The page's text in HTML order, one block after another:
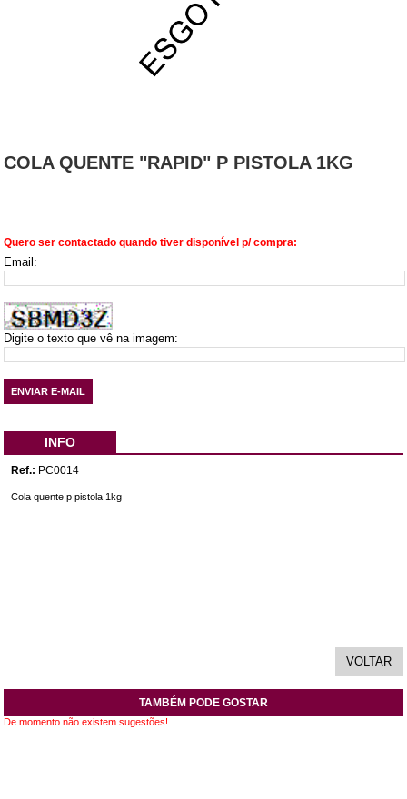
COLA QUENTE "RAPID" P PISTOLA 1KG
Quero ser contactado quando tiver disponível p/ compra:
Email:
Digite o texto que vê na imagem:
INFO
Ref.: PC0014
Cola quente p pistola 1kg
TAMBÉM PODE GOSTAR
De momento não existem sugestões!